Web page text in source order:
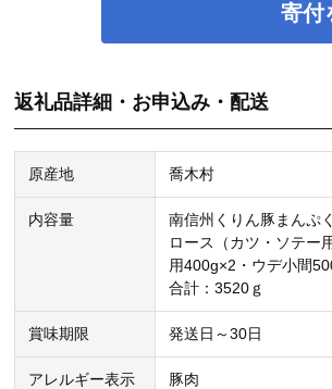
寄付
返礼品詳細・お申込み・配送
原産地 喬木村
内容量
南信州くりん豚まんぷ
ロース（カツ・ソテー
用400g×2・ウデ小間
合計：3520ｇ
賞味期限 発送日～30日
アレルギー表示 豚肉